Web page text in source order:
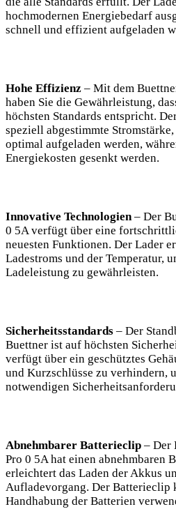
hochmodernen Energiebedarf
schnell und effizient aufgeladen
Hohe Effizienz – Mit dem
haben Sie‍ die Gewährleistung,
höchsten Standards⁣ entspricht.
speziell abgestimmte
optimal⁢ aufgeladen werden,
Energiekosten gesenkt werden.
Innovative Technologien–⁣ Der​
0 5A verfügt ⁤über eine
neuesten Funktionen. Der Lader
Ladestroms und der ‌Temperatur,
Ladeleistung zu gewährleisten.
Sicherheitsstandards – Der⁢
Buettner ist auf höchsten
verfügt ⁤über ⁢ein geschütztes
und Kurzschlüsse zu‍ verhindern,
notwendigen​
Abnehmbarer Batterieclip – Der
⁤Pro 0 5A hat einen ‌abnehmbaren
erleichtert das Laden der Akkus
Aufladevorgang.⁣ Der Batterieclip
Handhabung ⁢der ‌Batterien